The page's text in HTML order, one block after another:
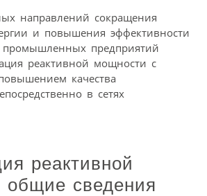
направлений сокращения
и повышения эффективности
промышленных предприятий
реактивной мощности с
качества
в сетях
реактивной
сведения